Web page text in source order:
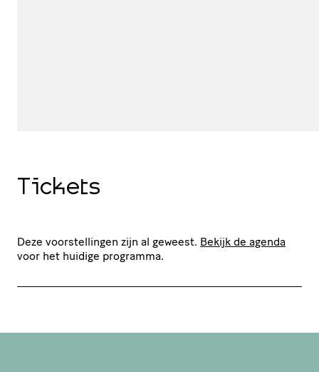
Tickets
Deze voorstellingen zijn al geweest. Bekijk de agenda
voor het huidige programma.